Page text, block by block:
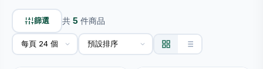
篩選 共 5 件商品